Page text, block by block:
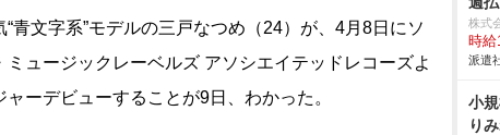
文字系”モデルの三戸なつめ（24）が、4月8日にソ
ミュージックレーベルズ アソシエイテッドレコーズよ
ャーデビューすることが9日、わかった。
株式
時給
派遣
小
り